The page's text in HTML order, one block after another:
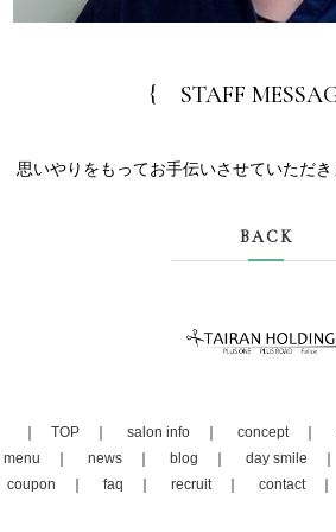
{ STAFF
思いやりをもってお手伝いさせていただき
BACK
TOP salon info concept
menu
news blog day smile
coupon
faq recruit contact